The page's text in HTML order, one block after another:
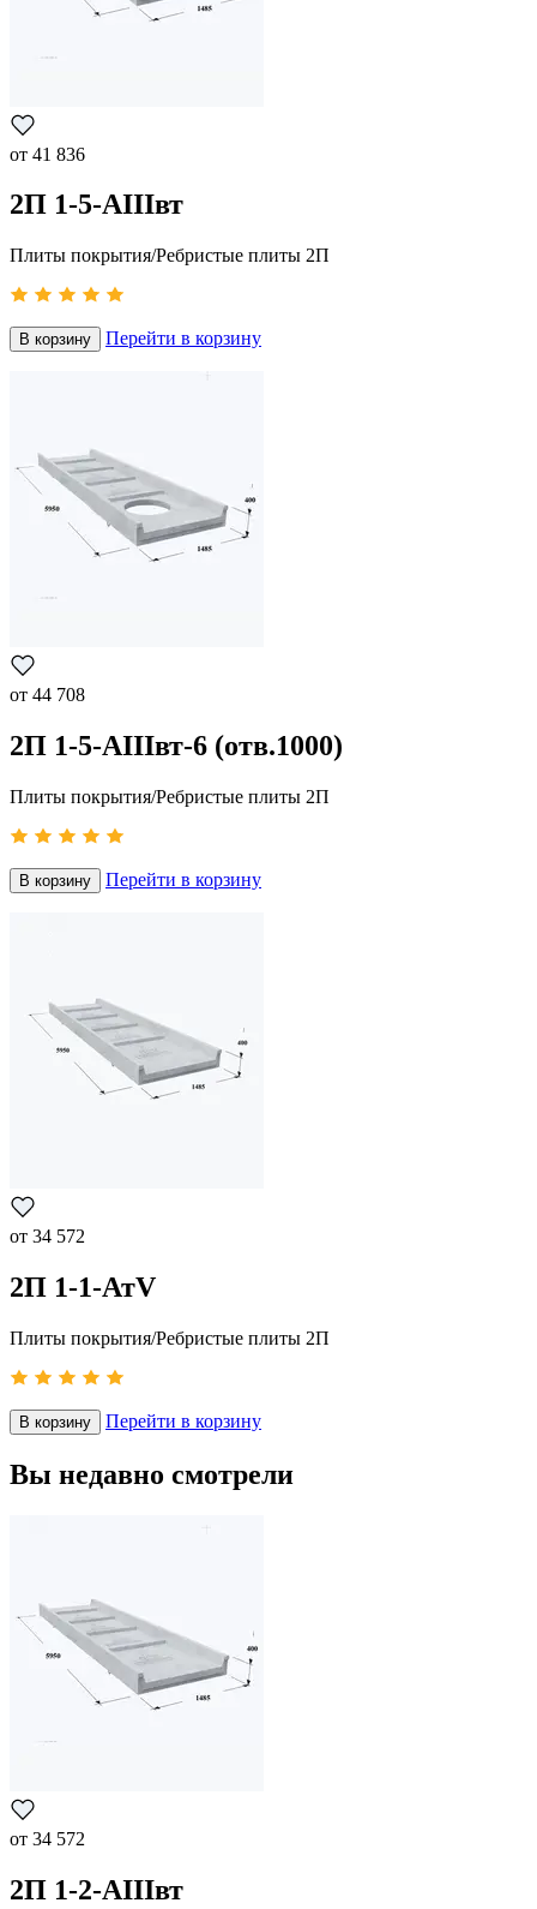
от 41 836
2П 1-5-АIIIвт
Плиты покрытия/Ребристые плиты 2П
В корзину Перейти в корзину
от 44 708
2П 1-5-АIIIвт-6 (отв.1000)
Плиты покрытия/Ребристые плиты 2П
В корзину Перейти в корзину
от 34 572
2П 1-1-АтV
Плиты покрытия/Ребристые плиты 2П
В корзину Перейти в корзину
Вы недавно смотрели
от 34 572
2П 1-2-АIIIвт